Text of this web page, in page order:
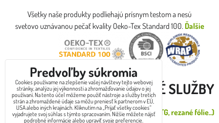
Všetky naše produkty podliehajú prísnym testom a nesú
svetovo uznávanou pečať kvality Oeko-Tex Standard 100. Ďalšie
certifikáty
DOPLNKOVÉ SLUŽBY
Malá zákazková potlač od 1 do 30ks (DTG, rezané fólie..)
Predvoľby súkromia
Cookies používame na zlepšenie vašej návštevy tejto webovej
stránky, analýzu jej výkonnosti a zhromažďovanie údajov o jej
používaní. Na tento účel môžeme použiť nástroje a služby tretích
strán a zhromaždené údaje sa môžu preniesť k partnerom v EÚ,
USA alebo iných krajinách. Kliknutím na „Prijať všetky cookies“
vyjadrujete svoj súhlas s týmto spracovaním. Nižšie môžete nájsť
podrobné informácie alebo upraviť svoje preferencie.